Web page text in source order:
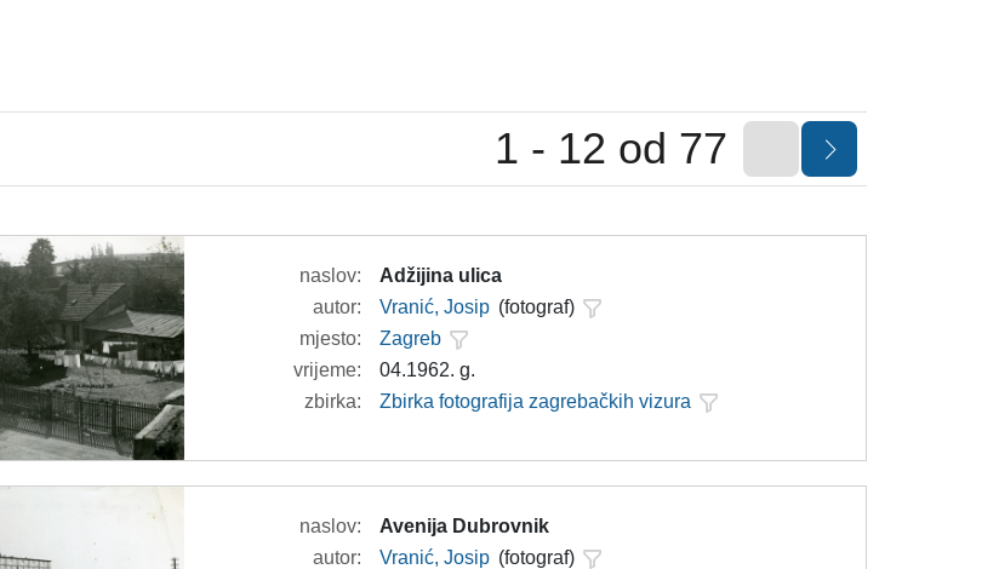
1 - 12 od 77
naslov:
Adžijina ulica
autor:
Vranić, Josip (fotograf)
mjesto:
Zagreb
vrijeme:
04.1962. g.
zbirka:
Zbirka fotografija zagrebačkih vizura
naslov:
Avenija Dubrovnik
autor:
Vranić, Josip (fotograf)